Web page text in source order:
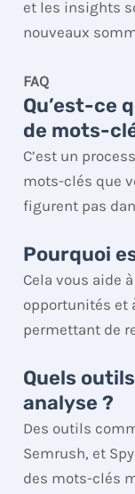
et les insights
nouveaux
FAQ
Qu’est-ce
de mots-
C’est un
mots-clés que
figurent pas
Pourquoi
Cela vous aide
opportunités et
permettant de
Quels
analyse ?
Des outils
Semrush, et
des mots-clés